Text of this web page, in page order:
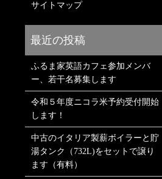
サイトマップ
ふるま家英語カフェ参加メンバ
ー、若干名募集します
令和５年度ニコラ米予約受付開始
します！
中古のイタリア製薪ボイラーと貯
湯タンク（732L)をセットで譲り
ます（有料）